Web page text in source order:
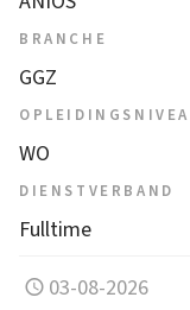
BRANCHE
GGZ
WO
DIENSTVERBAND
Fulltime
03-08-2026